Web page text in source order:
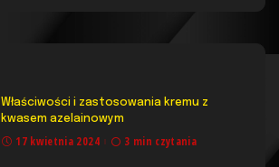
Właściwości i zastosowania kremu z
kwasem azelainowym
17 kwietnia 2024 3 min czytania